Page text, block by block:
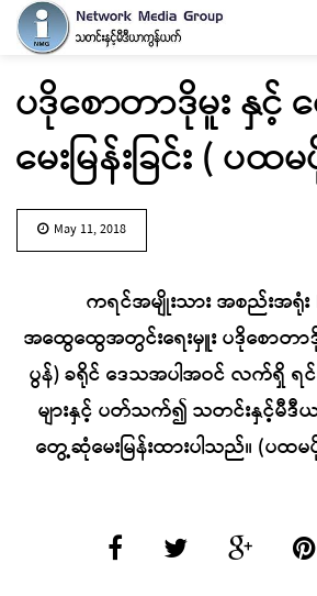
ပဒိုစောတာဒိုမူး နှ
မေးမြန်းခြင်း ( ပထ
May 11, 2018
ကရင်အမျိုးသား အစည်းအရုံး
အထွေထွေအတွင်းရေးမှူး ပဒိုစောတာ
ပွန်) ခရိုင် ဒေသအပါအဝင် လက်ရှိ
များနှင့် ပတ်သက်၍ သတင်းနှင့်မီ
တွေ့ဆုံမေးမြန်းထားပါသည်။ (ပထမပို